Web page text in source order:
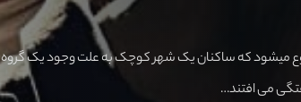
جایی شروع میشود که ساکنان یک شهر کوچک به علت وجود یک گروه
می افتند…